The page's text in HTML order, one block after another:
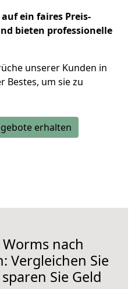
ein faires Preis-
bieten professionelle
unserer Kunden in
Bestes, um sie zu
erhalten
nach
Vergleichen Sie
Sie Geld